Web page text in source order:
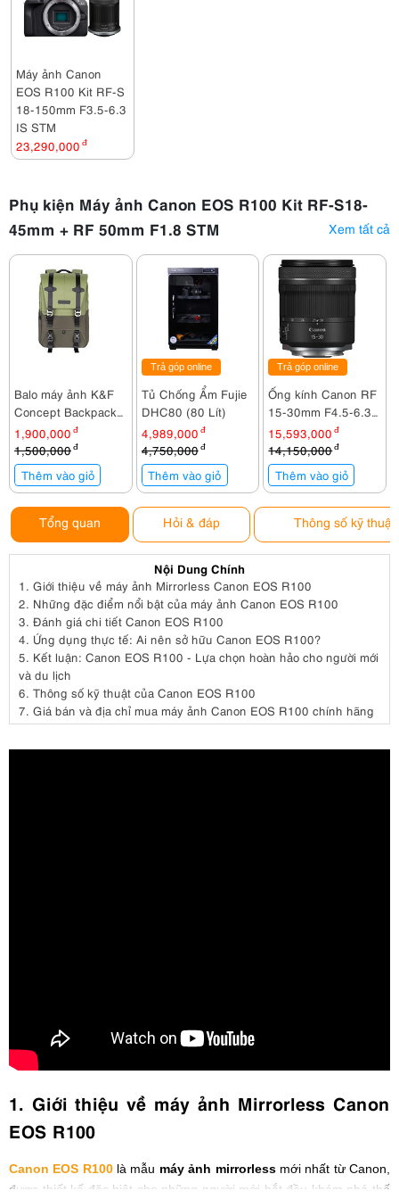
Máy ảnh Canon
EOS R100 Kit RF-S
18-150mm F3.5-6.3
IS STM
23,290,000 đ
Phụ kiện Máy ảnh Canon EOS R100 Kit RF-S18-
45mm + RF 50mm F1.8 STM
Xem tất cả
Balo máy ảnh K&F
Concept Backpack
KF13.087AV2
1,900,000 đ
1,500,000đ
Thêm vào giỏ
Trả góp online
Tủ Chống Ẩm Fujie
DHC80 (80 Lít)
4,989,000 đ
4,750,000 đ
Thêm vào giỏ
Trả góp online
Ống kính Canon RF
15-30mm F4.5-6.3
IS STM
15,593,000 đ
14,150,000đ
Thêm vào giỏ
Tổng quan Hỏi & đáp Thông số kỹ thuật
Nội Dung Chính
1. Giới thiệu về máy ảnh Mirrorless Canon EOS R100
2. Những đặc điểm nổi bật của máy ảnh Canon EOS R100
3. Đánh giá chi tiết Canon EOS R100
4. Ứng dụng thực tế: Ai nên sở hữu Canon EOS R100?
5. Kết luận: Canon EOS R100 - Lựa chọn hoàn hảo cho người mới
và du lịch
6. Thông số kỹ thuật của Canon EOS R100
7. Giá bán và địa chỉ mua máy ảnh Canon EOS R100 chính hãng
1. Giới thiệu về máy ảnh Mirrorless Canon
EOS R100
Canon EOS R100 là mẫu máy ảnh mirrorlessmới nhất từ Canon,
được thiết kế đặc biệt cho những người mới bắt đầu khám phá thế